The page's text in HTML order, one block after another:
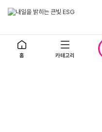
홈 카테고리